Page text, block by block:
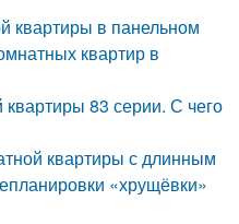
квартиры в панельном
квартир в
83 серии. С чего
квартиры с длинным
«хрущёвки»